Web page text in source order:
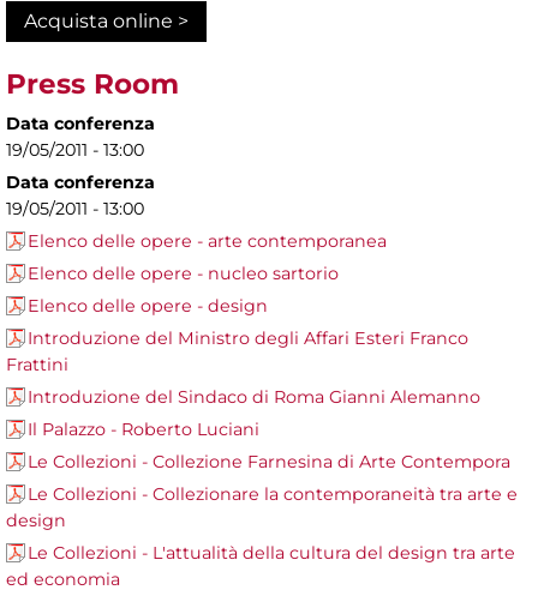
Acquista online >
Press Room
Data conferenza
19/05/2011 - 13:00
Data conferenza
19/05/2011 - 13:00
Elenco delle opere - arte contemporanea
Elenco delle opere - nucleo sartorio
Elenco delle opere - design
Introduzione del Ministro degli Affari Esteri Franco
Frattini
Introduzione del Sindaco di Roma Gianni Alemanno
Il Palazzo - Roberto Luciani
Le Collezioni - Collezione Farnesina di Arte Contempora
Le Collezioni - Collezionare la contemporaneità tra arte e
design
Le Collezioni - L'attualità della cultura del design tra arte
ed economia